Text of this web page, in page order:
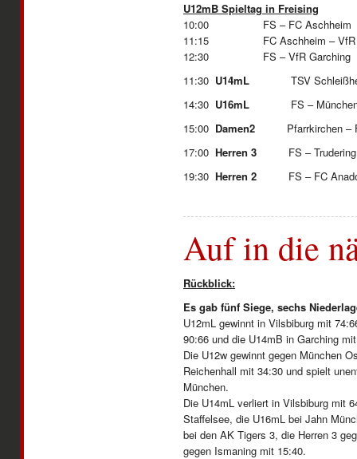
U12mB Spieltag in Freising
10:00 FS – FC Aschheim
11:15 FC Aschheim – VfR
12:30 FS – VfR
11:30 U14mL TSV
14:30 U16mL FS –
15:00 Damen2 Pfarrkirchen –
17:00 Herren 3 FS –
19:30 Herren 2 FS – FC
Auf in die
Rückblick:
Es gab fünf Siege, sechs
U12mL gewinnt in Vilsbiburg mit
90:66 und die U14mB in Garching
Die U12w gewinnt gegen München
Reichenhall mit 34:30 und spielt
München.
Die U14mL verliert in Vilsbiburg mit
Staffelsee, die U16mL bei Jahn
bei den AK Tigers 3, die Herren 3
gegen Ismaning mit 15:40.